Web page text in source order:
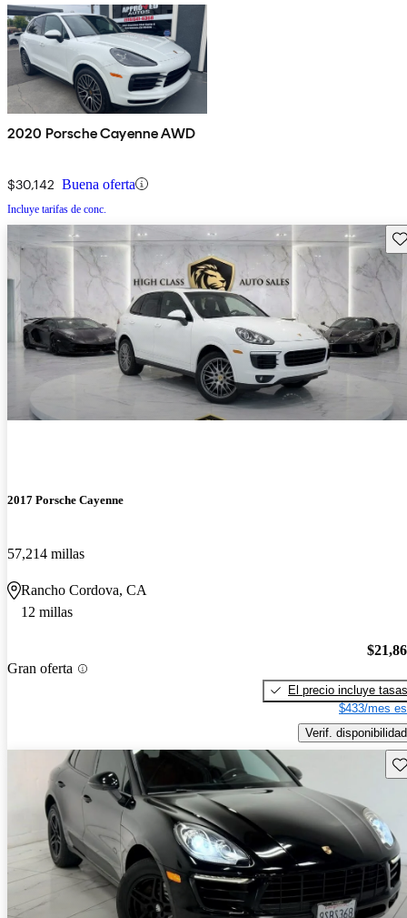
2020 Porsche Cayenne AWD
$30,142 Buena oferta
Incluye tarifas de conc.
2017 Porsche Cayenne
57,214 millas
Rancho Cordova, CA
12 millas
Gran oferta
El precio incluye tasas
$433/mes
Verif. disponibilidad